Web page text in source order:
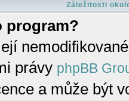
Záležitosti
program?
právy phpBB
a může být